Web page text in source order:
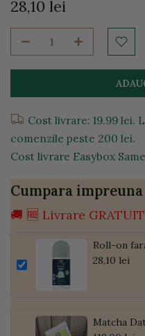
28,10 lei
Cost livrare: 19.99 lei.
comenzile peste 200 lei.
Cost livrare Easybox
Cumpara impreuna
🚚 🆓 Livrare
Roll-on
50ml
28,10 lei
Matcha